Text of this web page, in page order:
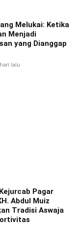
Melukai: Ketika
Menjadi
yang Dianggap
lalu
Pagar
Abdul Muiz
Tradisi Aswaja